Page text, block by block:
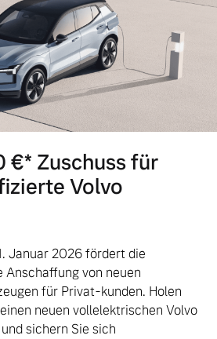
€⁠* Zuschuss für
Volvo
Januar 2026 fördert die
Anschaffung von neuen
für Privat-kunden. Holen
neuen vollelektrischen Volvo
sichern Sie sich